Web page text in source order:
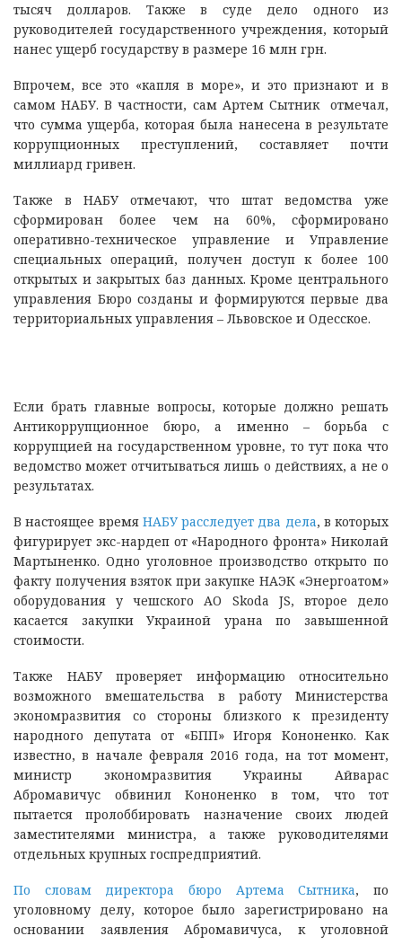
тысяч долларов. Также в суде дело одного из
руководителей государственного учреждения, который
нанес ущерб государству в размере 16 млн грн.
Впрочем, все это «капля в море», и это признают и в
самом НАБУ. В частности, сам Артем Сытник отмечал,
что сумма ущерба, которая была нанесена в результате
коррупционных преступлений, составляет почти
миллиард гривен.
Также в НАБУ отмечают, что штат ведомства уже
сформирован более чем на 60%, сформировано
оперативно-техническое управление и Управление
специальных операций, получен доступ к более 100
открытых и закрытых баз данных. Кроме центрального
управления Бюро созданы и формируются первые два
территориальных управления – Львовское и Одесское.
Если брать главные вопросы, которые должно решать
Антикоррупционное бюро, а именно – борьба с
коррупцией на государственном уровне, то тут пока что
ведомство может отчитываться лишь о действиях, а не о
результатах.
В настоящее время НАБУ расследует два дела, в которых
фигурирует экс-нардеп от «Народного фронта» Николай
Мартыненко. Одно уголовное производство открыто по
факту получения взяток при закупке НАЭК «Энергоатом»
оборудования у чешского АО Skoda JS, второе дело
касается закупки Украиной урана по завышенной
стоимости.
Также НАБУ проверяет информацию относительно
возможного вмешательства в работу Министерства
экономразвития со стороны близкого к президенту
народного депутата от «БПП» Игоря Кононенко. Как
известно, в начале февраля 2016 года, на тот момент,
министр экономразвития Украины Айварас
Абромавичус обвинил Кононенко в том, что тот
пытается пролоббировать назначение своих людей
заместителями министра, а также руководителями
отдельных крупных госпредприятий.
По словам директора бюро Артема Сытника, по
уголовному делу, которое было зарегистрировано на
основании заявления Абромавичуса, к уголовной